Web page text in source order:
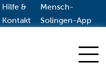
Hilfe &
Kontakt
Mensch-
Solingen-App